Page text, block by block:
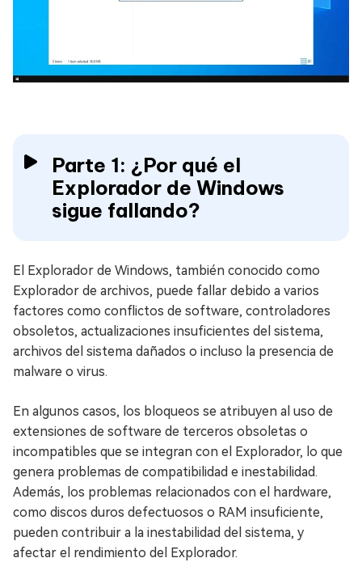
Parte 1: ¿Por qué el
Explorador de Windows
sigue fallando?
El Explorador de Windows, también conocido como
Explorador de archivos, puede fallar debido a varios
factores como conflictos de software, controladores
obsoletos, actualizaciones insuficientes del sistema,
archivos del sistema dañados o incluso la presencia de
malware o virus.
En algunos casos, los bloqueos se atribuyen al uso de
extensiones de software de terceros obsoletas o
incompatibles que se integran con el Explorador, lo que
genera problemas de compatibilidad e inestabilidad.
Además, los problemas relacionados con el hardware,
como discos duros defectuosos o RAM insuficiente,
pueden contribuir a la inestabilidad del sistema, y
afectar el rendimiento del Explorador.